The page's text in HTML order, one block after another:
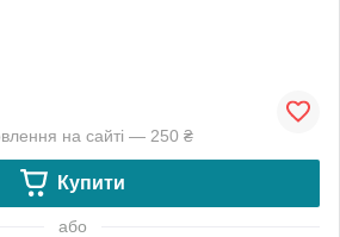
на сайті — 250 ₴
Купити
або